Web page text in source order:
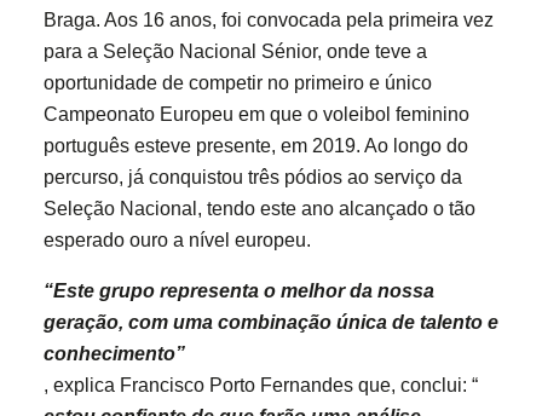
Braga. Aos 16 anos, foi convocada pela primeira vez
para a Seleção Nacional Sénior, onde teve a
oportunidade de competir no primeiro e único
Campeonato Europeu em que o voleibol feminino
português esteve presente, em 2019. Ao longo do
percurso, já conquistou três pódios ao serviço da
Seleção Nacional, tendo este ano alcançado o tão
esperado ouro a nível europeu.
“Este grupo representa o melhor da nossa
geração, com uma combinação única de talento e
conhecimento”
, explica Francisco Porto Fernandes que, conclui: “